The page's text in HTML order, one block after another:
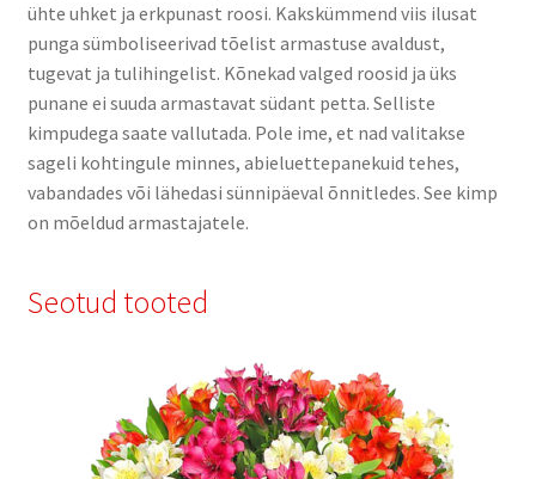
ühte uhket ja erkpunast roosi. Kakskümmend viis ilusat
punga sümboliseerivad tõelist armastuse avaldust,
tugevat ja tulihingelist. Kõnekad valged roosid ja üks
punane ei suuda armastavat südant petta. Selliste
kimpudega saate vallutada. Pole ime, et nad valitakse
sageli kohtingule minnes, abieluettepanekuid tehes,
vabandades või lähedasi sünnipäeval õnnitledes. See kimp
on mõeldud armastajatele.
Seotud tooted